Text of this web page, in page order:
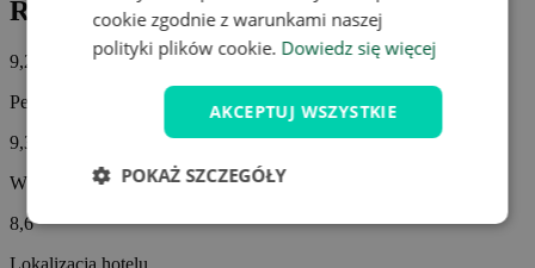
Recenzje od klientów
9,2/10
Personel
9,3
Wnętrze hotelu
8,6
Lokalizacja hotelu
cookie zgodnie z warunkami naszej
polityki plików cookie. Dowiedz się więcej
AKCEPTUJ WSZYSTKIE
POKAŻ SZCZEGÓŁY